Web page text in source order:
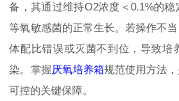
备，其通过维持O2浓度＜0.1%的
等氧敏感菌的正常生长。若操作不
体配比错误或灭菌不到位，导致培
染。掌握厌氧培养箱规范使用方法
可控的关键保障。